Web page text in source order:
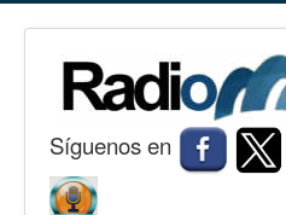
Síguenos en